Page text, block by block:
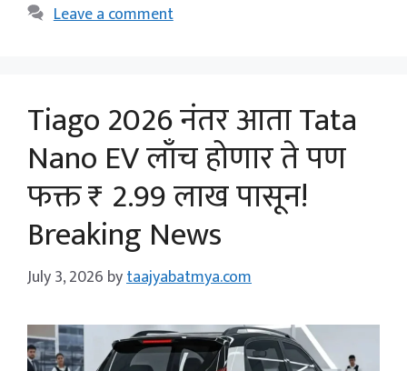
Leave a comment
Tiago 2026 नंतर आता Tata
Nano EV लाँच होणार ते पण
फक्त ₹ 2.99 लाख पासून!
Breaking News
July 3, 2026 bytaajyabatmya.com